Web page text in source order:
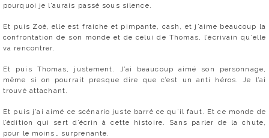
pourquoi je l’aurais passé sous silence.
Et puis Zoé, elle est fraiche et pimpante, cash, et j’aime beaucoup la
confrontation de son monde et de celui de Thomas, l’écrivain qu’elle
va rencontrer.
Et puis Thomas, justement. J’ai beaucoup aimé son personnage,
même si on pourrait presque dire que c’est un anti héros. Je l’ai
trouvé attachant.
Et puis j’ai aimé ce scénario juste barré ce qu’il faut. Et ce monde de
l’édition qui sert d’écrin à cette histoire. Sans parler de la chute,
pour le moins… surprenante.